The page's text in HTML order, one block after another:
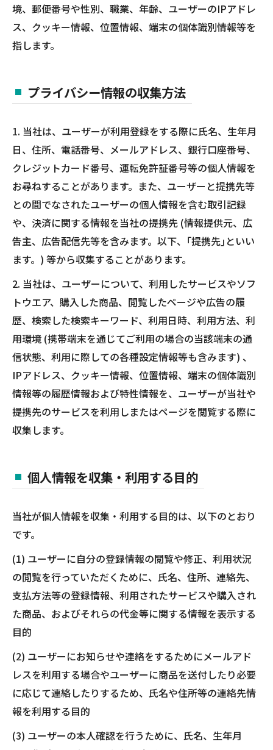
境、郵便番号や性別、職業、年齢、ユーザーのIPアドレ
ス、クッキー情報、位置情報、端末の個体識別情報等を
指します。
プライバシー情報の収集方法
1. 当社は、ユーザーが利用登録をする際に氏名、生年月
日、住所、電話番号、メールアドレス、銀行口座番号、
クレジットカード番号、運転免許証番号等の個人情報を
お尋ねすることがあります。また、ユーザーと提携先等
との間でなされたユーザーの個人情報を含む取引記録
や、決済に関する情報を当社の提携先 (情報提供元、広
告主、広告配信先等を含みます。以下、｢提携先｣といい
ます。) 等から収集することがあります。
2. 当社は、ユーザーについて、利用したサービスやソフ
トウエア、購入した商品、閲覧したページや広告の履
歴、検索した検索キーワード、利用日時、利用方法、利
用環境 (携帯端末を通じてご利用の場合の当該端末の通
信状態、利用に際しての各種設定情報等も含みます) 、
IPアドレス、クッキー情報、位置情報、端末の個体識別
情報等の履歴情報および特性情報を、ユーザーが当社や
提携先のサービスを利用しまたはページを閲覧する際に
収集します。
個人情報を収集・利用する目的
当社が個人情報を収集・利用する目的は、以下のとおり
です。
(1) ユーザーに自分の登録情報の閲覧や修正、利用状況
の閲覧を行っていただくために、氏名、住所、連絡先、
支払方法等の登録情報、利用されたサービスや購入され
た商品、およびそれらの代金等に関する情報を表示する
目的
(2) ユーザーにお知らせや連絡をするためにメールアド
レスを利用する場合やユーザーに商品を送付したり必要
に応じて連絡したりするため、氏名や住所等の連絡先情
報を利用する目的
(3) ユーザーの本人確認を行うために、氏名、生年月